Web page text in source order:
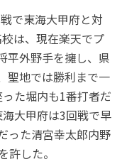
で東海大甲府と対
は、現在楽天でプ
平外野手を擁し、県
聖地では勝利まで一
た堀内も1番打者だ
大甲府は3回戦で早
った清宮幸太郎内野
した。